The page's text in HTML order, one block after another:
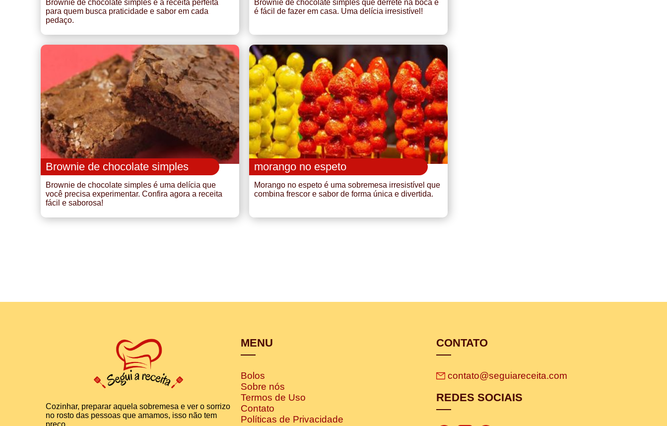
Brownie de chocolate simples é a receita perfeita
para quem busca praticidade e sabor em cada
pedaço.
Brownie de chocolate simples que derrete na boca e
é fácil de fazer em casa. Uma delícia irresistível!
Brownie de chocolate simples
Brownie de chocolate simples é uma delícia que
você precisa experimentar. Confira agora a receita
fácil e saborosa!
morango no espeto
Morango no espeto é uma sobremesa irresistível que
combina frescor e sabor de forma única e divertida.
Cozinhar, preparar aquela sobremesa e ver o sorrizo
no rosto das pessoas que amamos, isso não tem
MENU
Bolos
Sobre nós
Termos de Uso
Contato
Políticas de Privacidade
CONTATO
contato@seguiareceita.com
REDES SOCIAIS